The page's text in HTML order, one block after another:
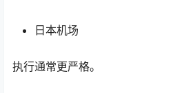
日本机场
执行通常更严格。